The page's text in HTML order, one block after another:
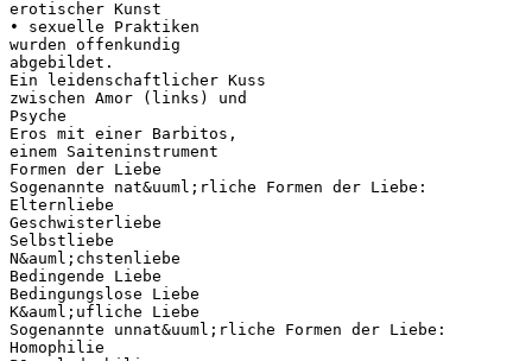
erotischer Kunst
• sexuelle Praktiken
wurden offenkundig
abgebildet.
Ein leidenschaftlicher Kuss
zwischen Amor (links) und
Psyche
Eros mit einer Barbitos,
einem Saiteninstrument
Formen der Liebe
Sogenannte nat&uuml;rliche Formen der Liebe:
Elternliebe
Geschwisterliebe
Selbstliebe
N&auml;chstenliebe
Bedingende Liebe
Bedingungslose Liebe
K&auml;ufliche Liebe
Sogenannte unnat&uuml;rliche Formen der Liebe:
Homophilie